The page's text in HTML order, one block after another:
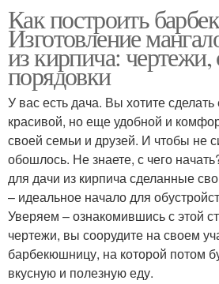
Как построить
Изготовление
из кирпича:
порядовки
У вас есть дача. Вы хотите сделать
красивой, но еще удобной и
своей семьи и друзей. И чтобы не
обошлось. Не знаете, с чего
для дачи из кирпича сделанные
– идеальное начало для
Уверяем – ознакомившись с этой
чертежи, вы соорудите на своем
барбекюшницу, на которой потом
вкусную и полезную еду.